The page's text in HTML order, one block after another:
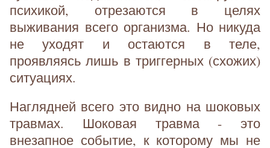
психикой, отрезаются в целях
выживания всего организма. Но никуда
не уходят и остаются в теле,
проявляясь лишь в триггерных (схожих)
ситуациях.
Наглядней всего это видно на шоковых
травмах. Шоковая травма - это
внезапное событие, к которому мы не